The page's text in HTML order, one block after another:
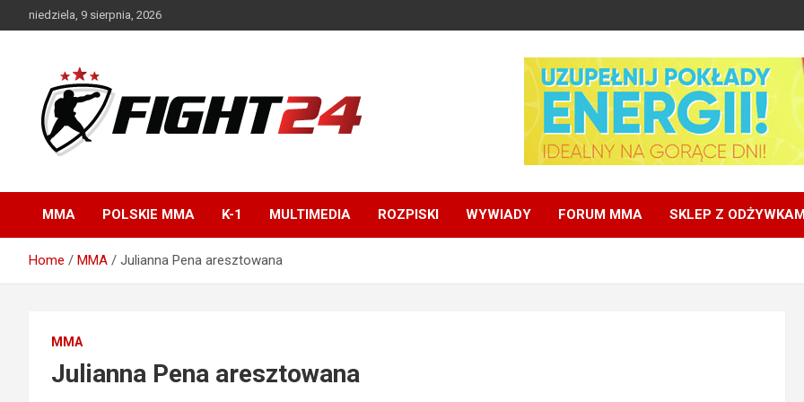
to
niedziela, 9 sierpnia, 2026
K-1, UFC
MMA POLSKIE MMA K-1 MULTIMEDIA ROZPISKI WYWIADY FORUM MMA SKLEP Z
Home MMA Julianna Pena aresztowana
MMA
Julianna Pena aresztowana